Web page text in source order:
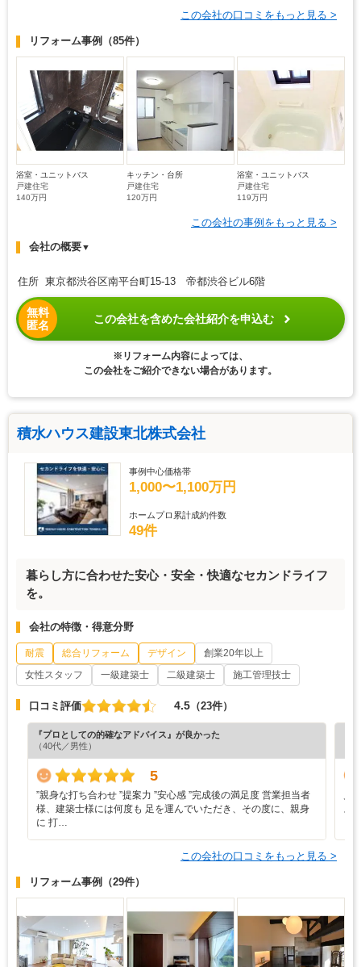
この会社の口コミをもっと見る >
リフォーム事例 （85件）
浴室・ユニットバス
戸建住宅
140万円
キッチン・台所
戸建住宅
120万円
浴室・ユニットバス
戸建住宅
119万円
この会社の事例をもっと見る >
会社の概要▼
住所 東京都渋谷区南平台町15-13 帝都渋谷ビル6階
無料
匿名
この会社を含めた会社紹介を申込む
※リフォーム内容によっては、
この会社をご紹介できない場合があります。
積水ハウス建設東北株式会社
事例中心価格帯
1,000〜1,100万円
ホームプロ累計成約件数
49件
暮らし方に合わせた安心・安全・快適なセカンドライフ
を。
会社の特徴・得意分野
耐震 総合リフォーム デザイン
創業20年以上
女性スタッフ
一級建築士 二級建築士 施工管理技士
口コミ評価 4.5 （23件）
『プロとしての的確なアドバイス』が良かった
（40代／男性）
5
”‬親身な打ち合わせ ‪”‬提案力 ‪”‬安心感 ‪”‬完成後の満足度 営業担当者
様、建築士様には何度も 足を運んでいただき、その度に、親身
に 打…
ス
この会社の口コミをもっと見る >
リフォーム事例 （29件）